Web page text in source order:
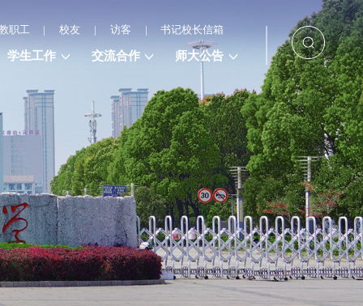
职工 | 校友 | 访客 | 书记校长信箱
学生工作 交流合作 师大公告